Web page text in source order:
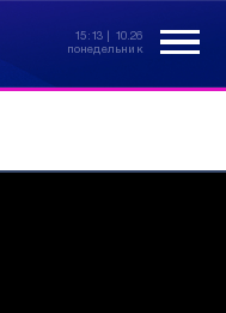
15:13 | 10.26
понедельник